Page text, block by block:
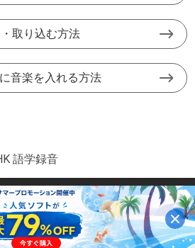
取り込む方法
音楽を入れる方法
語学録音
プライバシー |パートーナー|利用規約と条件
Studio. All Rights Reserved.